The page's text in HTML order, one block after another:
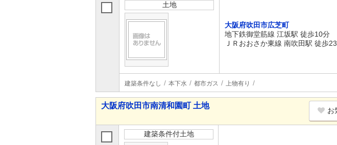
土地
大阪府吹田市広芝町
地下鉄御堂筋線 江坂駅 徒歩10分
ＪＲおおさか東線 南吹田駅 徒歩
建築条件なし 本下水 都市ガス 上物有り
大阪府吹田市南清和園町 土地
お
建築条件付土地